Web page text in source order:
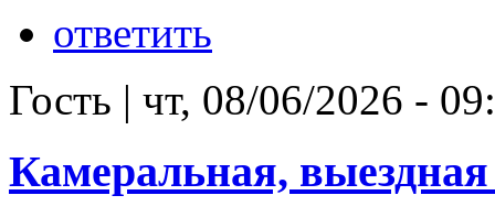
ответить
Гость | чт, 08/06/2026 -
Камеральная,